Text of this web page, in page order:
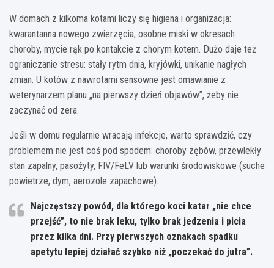
W domach z kilkoma kotami liczy się higiena i organizacja:
kwarantanna nowego zwierzęcia, osobne miski w okresach
choroby, mycie rąk po kontakcie z chorym kotem. Dużo daje też
ograniczanie stresu: stały rytm dnia, kryjówki, unikanie nagłych
zmian. U kotów z nawrotami sensowne jest omawianie z
weterynarzem planu „na pierwszy dzień objawów”, żeby nie
zaczynać od zera.
Jeśli w domu regularnie wracają infekcje, warto sprawdzić, czy
problemem nie jest coś pod spodem: choroby zębów, przewlekły
stan zapalny, pasożyty, FIV/FeLV lub warunki środowiskowe (suche
powietrze, dym, aerozole zapachowe).
Najczęstszy powód, dla którego koci katar „nie chce
przejść”, to nie brak leku, tylko brak jedzenia i picia
przez kilka dni. Przy pierwszych oznakach spadku
apetytu lepiej działać szybko niż „poczekać do jutra”.